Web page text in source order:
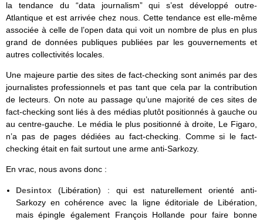
la tendance du “data journalism” qui s’est développé outre-
Atlantique et est arrivée chez nous. Cette tendance est elle-même
associée à celle de l’open data qui voit un nombre de plus en plus
grand de données publiques publiées par les gouvernements et
autres collectivités locales.
Une majeure partie des sites de fact-checking sont animés par des
journalistes professionnels et pas tant que cela par la contribution
de lecteurs. On note au passage qu’une majorité de ces sites de
fact-checking sont liés à des médias plutôt positionnés à gauche ou
au centre-gauche. Le média le plus positionné à droite, Le Figaro,
n’a pas de pages dédiées au fact-checking. Comme si le fact-
checking était en fait surtout une arme anti-Sarkozy.
En vrac, nous avons donc :
Desintox(Libération) : qui est naturellement orienté anti-
Sarkozy en cohérence avec la ligne éditoriale de Libération,
mais épingle également François Hollande pour faire bonne